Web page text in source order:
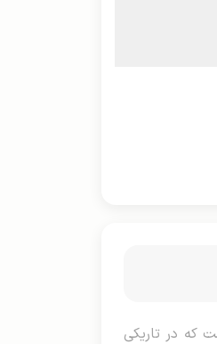
مناسب تخت دو نفره است که در تاریکی